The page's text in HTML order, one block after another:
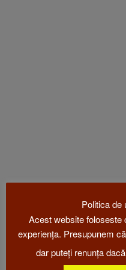
Mulțumim
Politica de
Acest website foloseste
experiența. Presupunem
dar puteți renunța